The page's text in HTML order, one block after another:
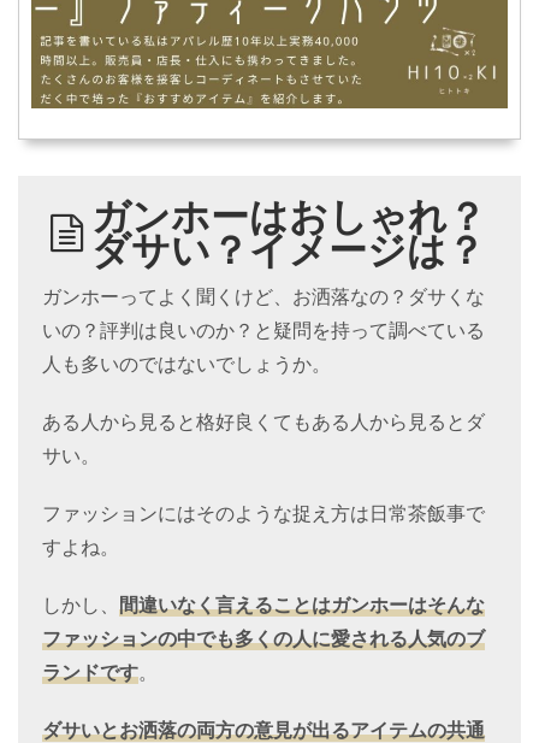
ガンホーはおしゃれ？
ダサい？イメージは？
ガンホーってよく聞くけど、お洒落なの？ダサくな
いの？評判は良いのか？と疑問を持って調べている
人も多いのではないでしょうか。
ある人から見ると格好良くてもある人から見るとダ
サい。
ファッションにはそのような捉え方は日常茶飯事で
すよね。
しかし、 間違いなく言えることはガンホーはそんな
ファッションの中でも多くの人に愛される人気のブ
ランドです。
ダサいとお洒落の両方の意見が出るアイテムの共通